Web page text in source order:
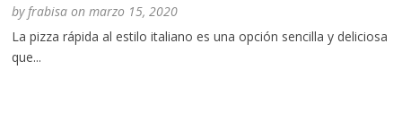
byfrabisa onmarzo 15, 2020
La pizza rápida al estilo italiano es una opción sencilla y deliciosa
que...